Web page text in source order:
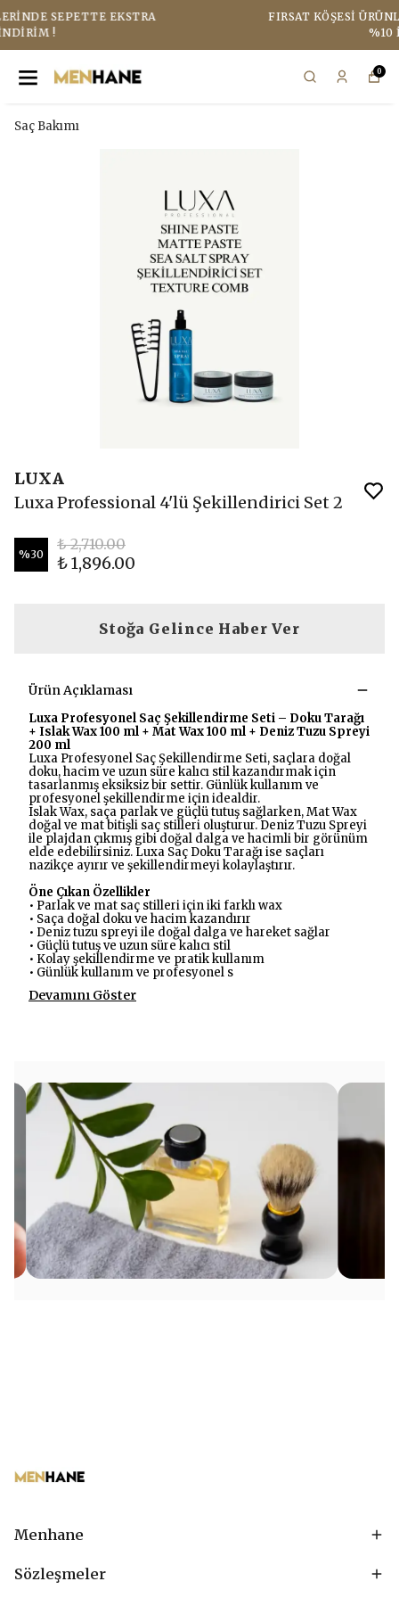
FIRSAT KÖŞESI ÜRÜNLERINDE SEPETTE EKSTRA
0
Saç Bakımı
LUXA
Luxa Professional 4'lü Şekillendirici Set 2
%30
₺ 2,710.00
₺ 1,896.00
Stoğa Gelince Haber Ver
Ürün Açıklaması
Luxa Profesyonel Saç Şekillendirme Seti – Doku Tarağı
+ Islak Wax 100 ml + Mat Wax 100 ml + Deniz Tuzu Spreyi
200 ml
Luxa Profesyonel Saç Şekillendirme Seti, saçlara doğal
doku, hacim ve uzun süre kalıcı stil kazandırmak için
tasarlanmış eksiksiz bir settir. Günlük kullanım ve
profesyonel şekillendirme için idealdir.
Islak Wax, saça parlak ve güçlü tutuş sağlarken, Mat Wax
doğal ve mat bitişli saç stilleri oluşturur. Deniz Tuzu Spreyi
ile plajdan çıkmış gibi doğal dalga ve hacimli bir görünüm
elde edebilirsiniz. Luxa Saç Doku Tarağı ise saçları
nazikçe ayırır ve şekillendirmeyi kolaylaştırır.
Öne Çıkan Özellikler
• Parlak ve mat saç stilleri için iki farklı wax
• Saça doğal doku ve hacim kazandırır
• Deniz tuzu spreyi ile doğal dalga ve hareket sağlar
• Güçlü tutuş ve uzun süre kalıcı stil
• Kolay şekillendirme ve pratik kullanım
• Günlük kullanım ve profesyonel s
Devamını Göster
Menhane
Sözleşmeler